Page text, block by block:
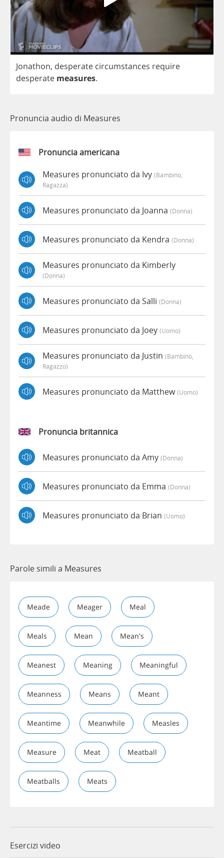
Jonathon, desperate circumstances require
desperate measures.
Pronuncia audio di Measures
Pronuncia americana
Measures pronunciato da Ivy (bambino,
Ragazza)
Measures pronunciato da Joanna (donna)
Measures pronunciato da Kendra (donna)
Measures pronunciato da Kimberly
(donna)
Measures pronunciato da Salli (donna)
Measures pronunciato da Joey (uomo)
Measures pronunciato da Justin (bambino,
Ragazzo)
Measures pronunciato da Matthew(uomo)
Pronuncia britannica
Measures pronunciato da Amy (donna)
Measures pronunciato da Emma (donna)
Measures pronunciato da Brian (uomo)
Parole simili a Measures
Meade Meager Meal
Meals Mean Mean's
Meanest Meaning Meaningful
Meanness Means Meant
Meantime Meanwhile Measles
Measure Meat Meatball
Meatballs Meats
Esercizi video